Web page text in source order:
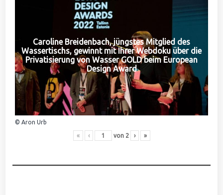
Caroline Breidenbach, jüngstes Mitglied des
Wassertischs, gewinnt mit Ihrer Webdoku über die
Privatisierung von Wasser GOLD beim European
Design Award
© Aron Urb
« ‹ von 2 › »